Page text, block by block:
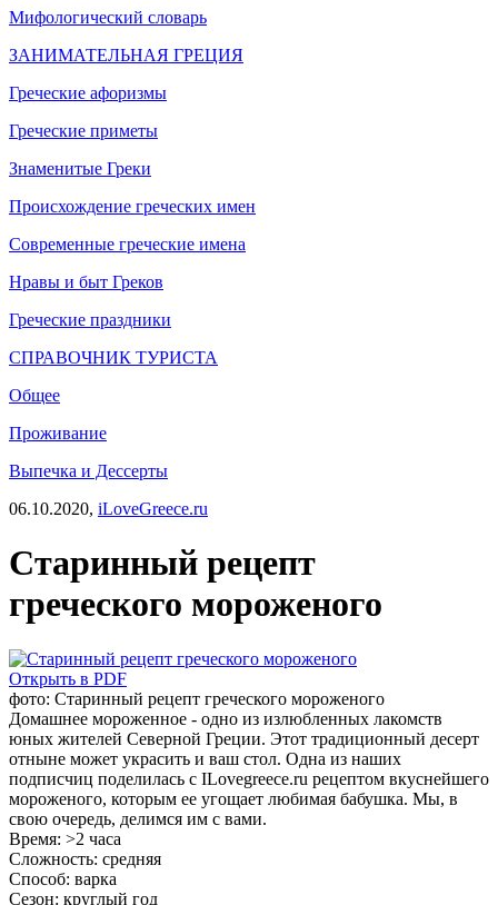
Мифологический словарь
ЗАНИМАТЕЛЬНАЯ ГРЕЦИЯ
Греческие афоризмы
Греческие приметы
Знаменитые Греки
Происхождение греческих имен
Современные греческие имена
Нравы и быт Греков
Греческие праздники
СПРАВОЧНИК ТУРИСТА
Общее
Проживание
Выпечка и Дессерты
06.10.2020, iLoveGreece.ru
Старинный рецепт
греческого мороженого
Открыть в PDF
фото: Старинный рецепт греческого мороженого
Домашнее мороженное - одно из излюбленных лакомств
юных жителей Северной Греции. Этот традиционный десерт
отныне может украсить и ваш стол. Одна из наших
подписчиц поделилась с ILovegreece.ru рецептом вкуснейшего
мороженого, которым ее угощает любимая бабушка. Мы, в
свою очередь, делимся им с вами.
Время: >2 часа
Сложность: средняя
Способ: варка
Сезон: круглый год